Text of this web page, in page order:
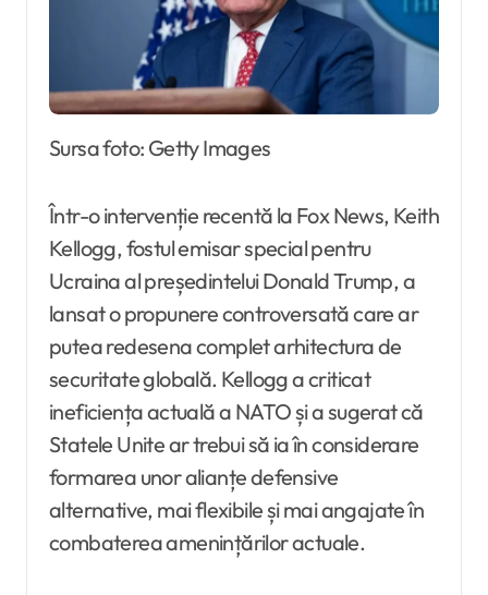
Sursa foto: Getty Images
Într-o intervenție recentă la Fox News, Keith
Kellogg, fostul emisar special pentru
Ucraina al președintelui Donald Trump, a
lansat o propunere controversată care ar
putea redesena complet arhitectura de
securitate globală. Kellogg a criticat
ineficiența actuală a NATO și a sugerat că
Statele Unite ar trebui să ia în considerare
formarea unor alianțe defensive
alternative, mai flexibile și mai angajate în
combaterea amenințărilor actuale.